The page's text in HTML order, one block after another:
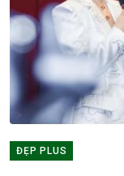
ĐẸP PLUS